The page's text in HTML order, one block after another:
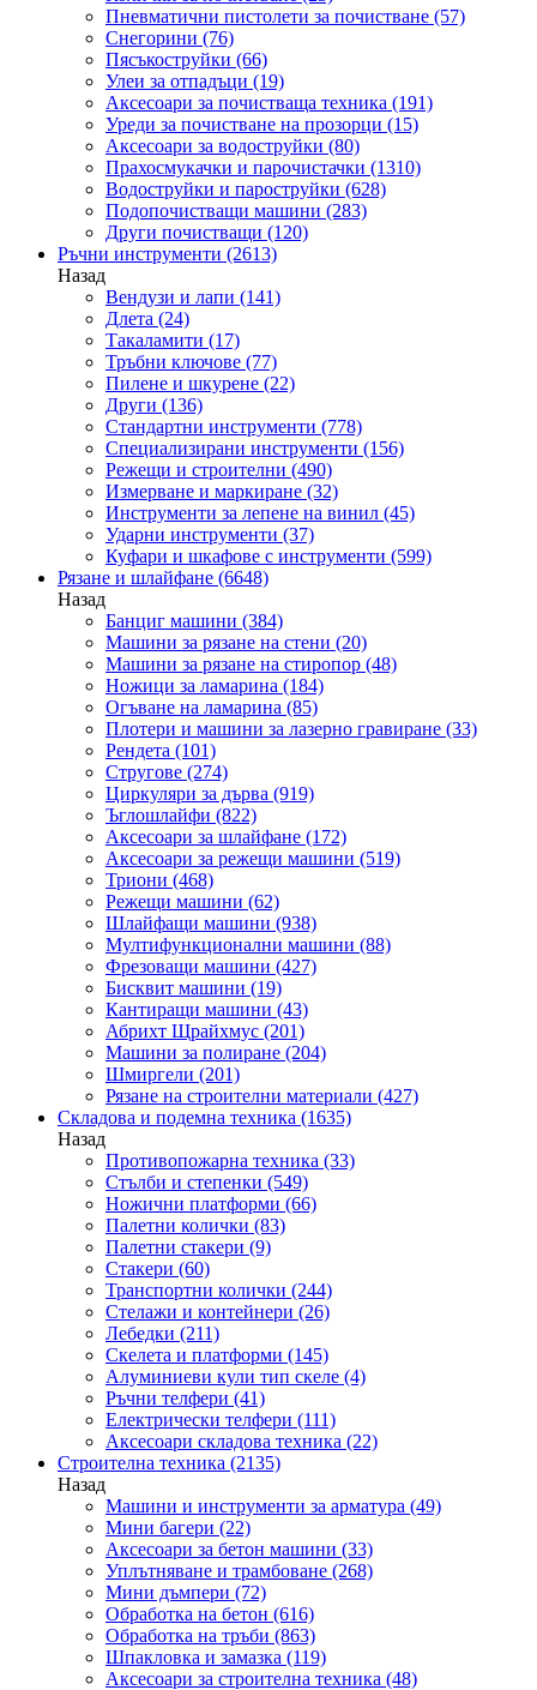
Пневматични пистолети за почистване (57)
Снегорини (76)
Пясъкоструйки (66)
Улеи за отпадъци (19)
Аксесоари за почистваща техника (191)
Уреди за почистване на прозорци (15)
Аксесоари за водоструйки (80)
Прахосмукачки и парочистачки (1310)
Водоструйки и пароструйки (628)
Подопочистващи машини (283)
Други почистващи (120)
Ръчни инструменти (2613)
Назад
Вендузи и лапи (141)
Длета (24)
Такаламити (17)
Тръбни ключове (77)
Пилене и шкурене (22)
Други (136)
Стандартни инструменти (778)
Специализирани инструменти (156)
Режещи и строителни (490)
Измерване и маркиране (32)
Инструменти за лепене на винил (45)
Ударни инструменти (37)
Куфари и шкафове с инструменти (599)
Рязане и шлайфане (6648)
Назад
Банциг машини (384)
Машини за рязане на стени (20)
Машини за рязане на стиропор (48)
Ножици за ламарина (184)
Огъване на ламарина (85)
Плотери и машини за лазерно гравиране (33)
Рендета (101)
Стругове (274)
Циркуляри за дърва (919)
Ъглошлайфи (822)
Аксесоари за шлайфане (172)
Аксесоари за режещи машини (519)
Триони (468)
Режещи машини (62)
Шлайфащи машини (938)
Мултифункционални машини (88)
Фрезоващи машини (427)
Бисквит машини (19)
Кантиращи машини (43)
Абрихт Щрайхмус (201)
Машини за полиране (204)
Шмиргели (201)
Рязане на строителни материали (427)
Складова и подемна техника (1635)
Назад
Противопожарна техника (33)
Стълби и степенки (549)
Ножични платформи (66)
Палетни колички (83)
Палетни стакери (9)
Стакери (60)
Транспортни колички (244)
Стелажи и контейнери (26)
Лебедки (211)
Скелета и платформи (145)
Алуминиеви кули тип скеле (4)
Ръчни телфери (41)
Електрически телфери (111)
Аксесоари складова техника (22)
Строителна техника (2135)
Назад
Машини и инструменти за арматура (49)
Мини багери (22)
Аксесоари за бетон машини (33)
Уплътняване и трамбоване (268)
Мини дъмпери (72)
Обработка на бетон (616)
Обработка на тръби (863)
Шпакловка и замазка (119)
Аксесоари за строителна техника (48)